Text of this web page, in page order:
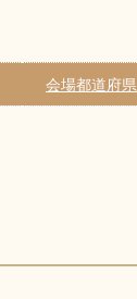
会場都道府県